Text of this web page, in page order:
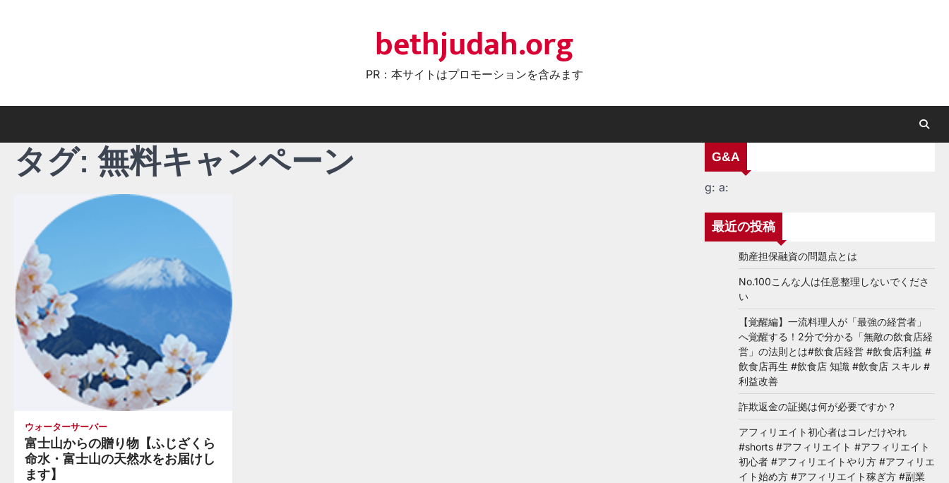
bethjudah.org
PR：本サイトはプロモーションを含みます
タグ: 無料キャンペーン
ウォーターサーバー
富士山からの贈り物【ふじざくら
命水・富士山の天然水をお届けし
ます】
G&A
g: a:
最近の投稿
動産担保融資の問題点とは
No.100こんな人は任意整理しないでくださ
い
【覚醒編】一流料理人が「最強の経営者」
へ覚醒する！2分で分かる「無敵の飲食店経
営」の法則とは#飲食店経営 #飲食店利益 #
飲食店再生 #飲食店 知識 #飲食店 スキル #
利益改善
詐欺返金の証拠は何が必要ですか？
アフィリエイト初心者はコレだけやれ
#shorts #アフィリエイト #アフィリエイト
初心者 #アフィリエイトやり方 #アフィリエ
イト始め方 #アフィリエイト稼ぎ方 #副業